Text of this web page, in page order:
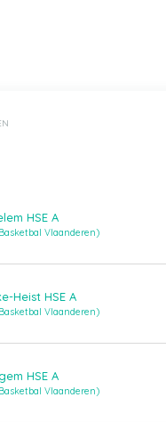
HSE A
Vlaanderen)
Heist HSE A
Vlaanderen)
HSE A
Vlaanderen)